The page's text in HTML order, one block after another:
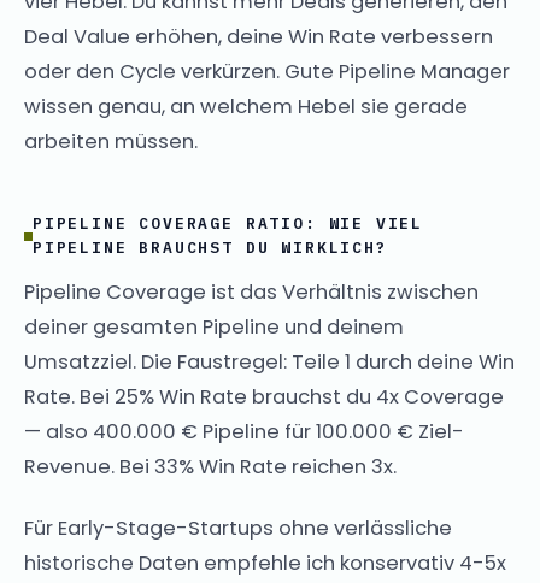
Deal Value erhöhen, deine Win Rate verbessern
oder den Cycle verkürzen. Gute Pipeline Manager
wissen genau, an welchem Hebel sie gerade
arbeiten müssen.
PIPELINE COVERAGE RATIO: WIE VIEL
PIPELINE BRAUCHST DU WIRKLICH?
Pipeline Coverage ist das Verhältnis zwischen
deiner gesamten Pipeline und deinem
Umsatzziel. Die Faustregel: Teile 1 durch deine Win
Rate. Bei 25% Win Rate brauchst du 4x Coverage
— also 400.000 € Pipeline für 100.000 € Ziel-
Revenue. Bei 33% Win Rate reichen 3x.
Für Early-Stage-Startups ohne verlässliche
historische Daten empfehle ich konservativ 4-5x